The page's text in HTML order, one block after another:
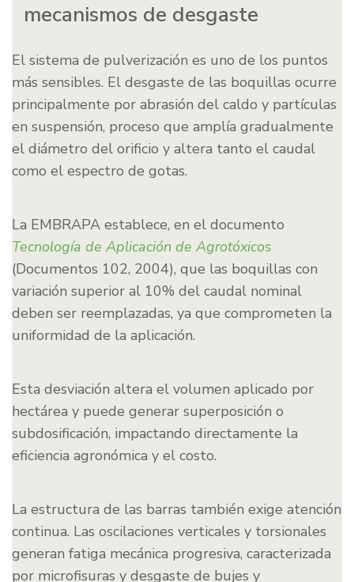
mecanismos de desgaste
El sistema de pulverización es uno de los puntos
más sensibles. El desgaste de las boquillas ocurre
principalmente por abrasión del caldo y partículas
en suspensión, proceso que amplía gradualmente
el diámetro del orificio y altera tanto el caudal
como el espectro de gotas.
La EMBRAPA establece, en el documento
Tecnología de Aplicación de Agrotóxicos
(Documentos 102, 2004), que las boquillas con
variación superior al 10% del caudal nominal
deben ser reemplazadas, ya que comprometen la
uniformidad de la aplicación.
Esta desviación altera el volumen aplicado por
hectárea y puede generar superposición o
subdosificación, impactando directamente la
eficiencia agronómica y el costo.
La estructura de las barras también exige atención
continua. Las oscilaciones verticales y torsionales
generan fatiga mecánica progresiva, caracterizada
por microfisuras y desgaste de bujes y